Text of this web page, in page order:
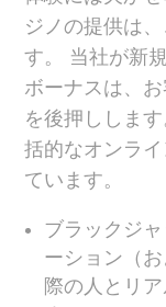
ジノの提供は
す。 当社が新
ボーナスは、
を後押ししま
括的なオンラ
ています。
ブラックジ
ーション（
際の人とリ